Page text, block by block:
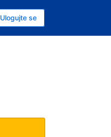
Ulogujte se